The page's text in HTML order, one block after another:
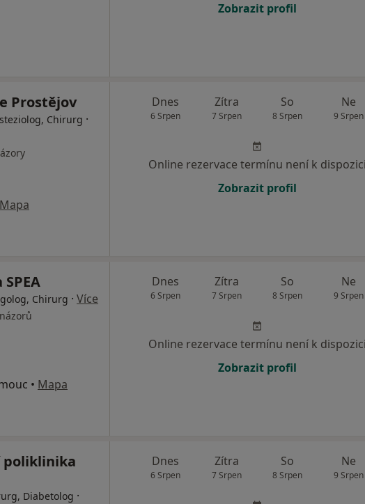
Zobrazit profil
Prostějov
Chirurg ·
Mapa
Dnes
6 Srpen
Zítra
7 Srpen
So
8 Srpen
Ne
9 Srpen
Online rezervace termínu není k dispozici
Zobrazit profil
Chirurg · Více
• Mapa
Dnes
6 Srpen
Zítra
7 Srpen
So
8 Srpen
Ne
9 Srpen
Online rezervace termínu není k dispozici
Zobrazit profil
poliklinika
Diabetolog ·
Dnes
6 Srpen
Zítra
7 Srpen
So
8 Srpen
Ne
9 Srpen